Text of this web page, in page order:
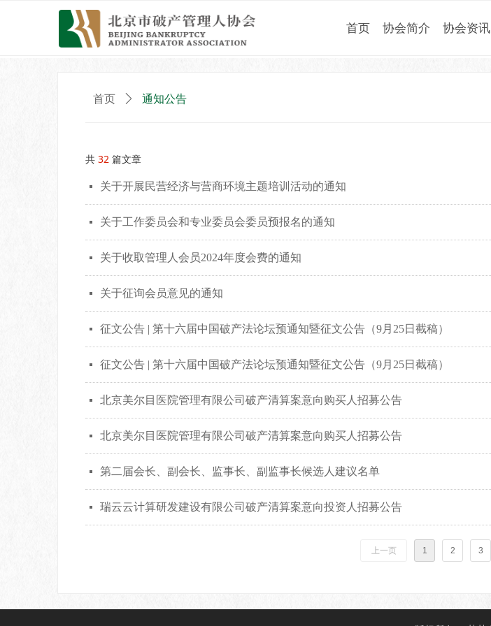
首页 协会简介 协会资讯
首页 ꄲ 通知公告
共 32 篇文章
넷 关于开展民营经济与营商环境主题培训活动的通知
넷 关于工作委员会和专业委员会委员预报名的通知
넷 关于收取管理人会员2024年度会费的通知
넷 关于征询会员意见的通知
넷 征文公告 | 第十六届中国破产法论坛预通知暨征文公告（9月25日截稿）
넷 征文公告 | 第十六届中国破产法论坛预通知暨征文公告（9月25日截稿）
넷 北京美尔目医院管理有限公司破产清算案意向购买人招募公告
넷 北京美尔目医院管理有限公司破产清算案意向购买人招募公告
넷 第二届会长、副会长、监事长、副监事长候选人建议名单
넷 瑞云云计算研发建设有限公司破产清算案意向投资人招募公告
上一页 1 2 3